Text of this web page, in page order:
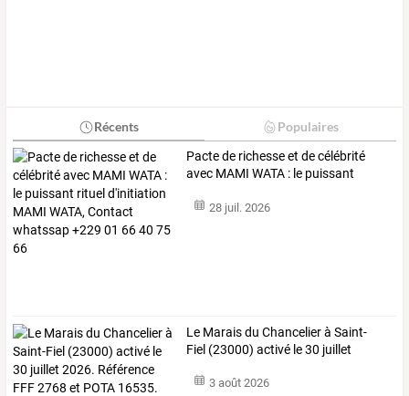
Récents Populaires
Pactede richesseet decélébrité
avec MAMI WATA : le puissant
28 juil. 2026
Le Maraisdu Chancelierà Saint-
Fiel (23000) activé le30 juillet
3 août 2026